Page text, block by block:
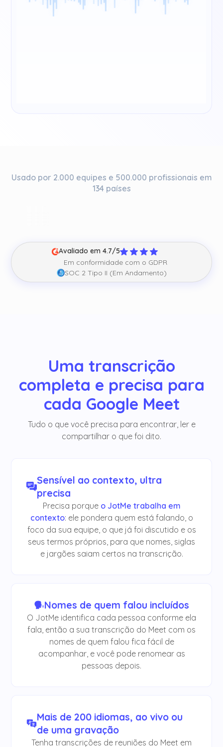
Usado por 2.000 equipes e 500.000 profissionais em
134 países
Avaliado em 4.7/5
Em conformidade com o GDPR
SOC 2 Tipo II (Em Andamento)
Uma transcrição
completa e precisa para
cada Google Meet
Tudo o que você precisa para encontrar, ler e
compartilhar o que foi dito.
Sensível ao contexto, ultra
precisa
Precisa porque o JotMe trabalha em
contexto: ele pondera quem está falando, o
foco da sua equipe, o que já foi discutido e os
seus termos próprios, para que nomes, siglas
e jargões saiam certos na transcrição.
Nomes de quem falou incluídos
O JotMe identifica cada pessoa conforme ela
fala, então a sua transcrição do Meet com os
nomes de quem falou fica fácil de
acompanhar, e você pode renomear as
pessoas depois.
Mais de 200 idiomas, ao vivo ou
de uma gravação
Tenha transcrições de reuniões do Meet em